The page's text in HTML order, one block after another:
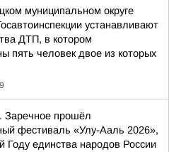
муниципальном округе
устанавливают
ДТП, в котором
пять человек двое из которых
Заречное прошёл
фестиваль «Улу-Ааль 2026»,
Году единства народов России